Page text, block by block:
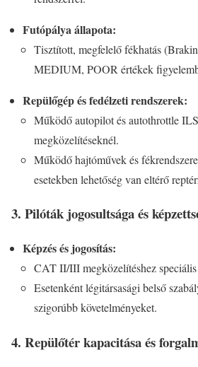
Futópálya állapota:
Tisztított, megfelelő fékhatás
MEDIUM, POOR értékek
Repülőgép és fedélzeti rendszerek:
Működő autopilot és autothrottle
megközelítéseknél.
Működő hajtóművek és
esetekben lehetőség van eltérő
3. Pilóták jogosultsága és
Képzés és jogosítás:
CAT II/III megközelítéshez speciális
Esetenként légitársasági belső
szigorúbb követelményeket.
4. Repülőtér kapacitása és